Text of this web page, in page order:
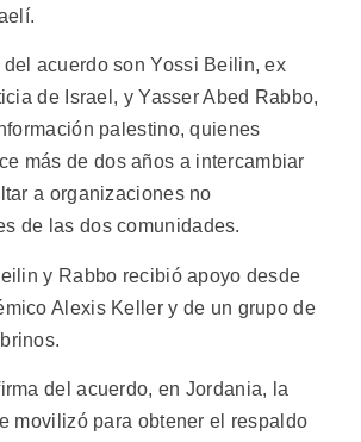
del acuerdo son Yossi Beilin, ex
de Israel, y Yasser Abed Rabbo,
palestino, quienes
más de dos años a intercambiar
a organizaciones no
de las dos comunidades.
y Rabbo recibió apoyo desde
Alexis Keller y de un grupo de
del acuerdo, en Jordania, la
movilizó para obtener el respaldo